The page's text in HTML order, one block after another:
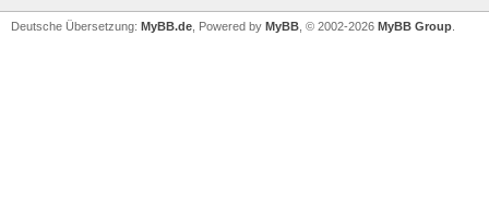
Deutsche Übersetzung: MyBB.de , Powered by MyBB , © 2002-2026 MyBB Group